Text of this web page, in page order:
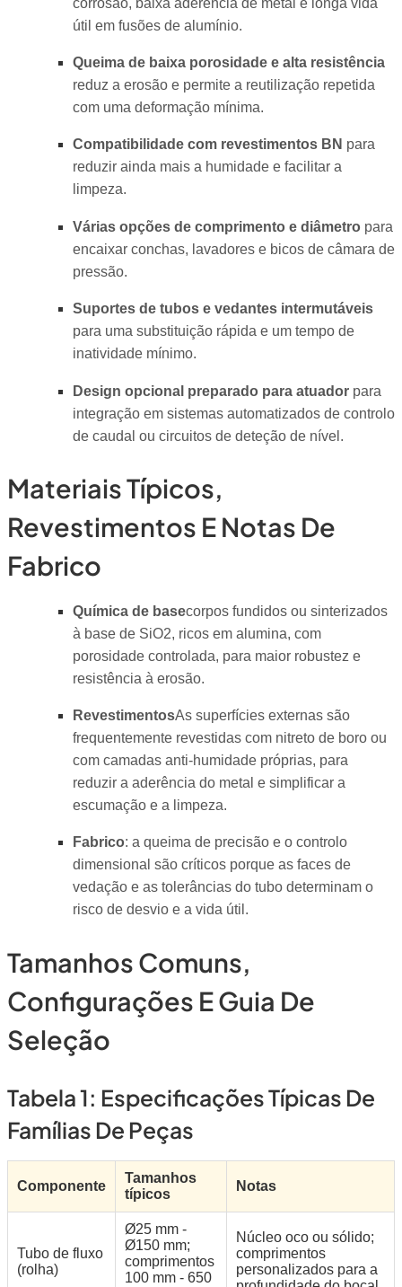
útil em fusões de alumínio.
Queima de baixa porosidade e alta resistência
reduz a erosão e permite a reutilização repetida
com uma deformação mínima.
Compatibilidade com revestimentos BN para
reduzir ainda mais a humidade e facilitar a
limpeza.
Várias opções de comprimento e diâmetropara
encaixar conchas, lavadores e bicos de câmara de
pressão.
Suportes de tubos e vedantes intermutáveis
para uma substituição rápida e um tempo de
inatividade mínimo.
Design opcional preparado para atuadorpara
integração em sistemas automatizados de controlo
de caudal ou circuitos de deteção de nível.
Materiais Típicos,
Revestimentos E Notas De
Fabrico
Química de basecorpos fundidos ou sinterizados
à base de SiO2, ricos em alumina, com
porosidade controlada, para maior robustez e
resistência à erosão.
RevestimentosAs superfícies externas são
frequentemente revestidas com nitreto de boro ou
com camadas anti-humidade próprias, para
reduzir a aderência do metal e simplificar a
escumação e a limpeza.
Fabrico: a queima de precisão e o controlo
dimensional são críticos porque as faces de
vedação e as tolerâncias do tubo determinam o
risco de desvio e a vida útil.
Tamanhos Comuns,
Configurações E Guia De
Seleção
Tabela 1: Especificações Típicas De
Famílias De Peças
Componente
Tamanhos
típicos
Notas
Tubo de fluxo
(rolha)
Ø25 mm -
Ø150 mm;
comprimentos
100 mm - 650
Núcleo oco ou sólido;
comprimentos
personalizados para a